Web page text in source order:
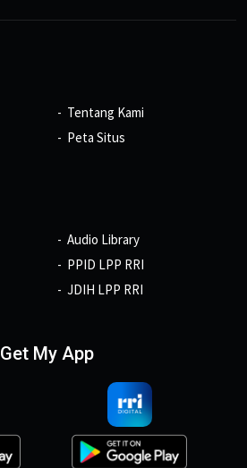
Tentang Kami
Peta Situs
Audio Library
PPID LPP RRI
JDIH LPP RRI
Get My App